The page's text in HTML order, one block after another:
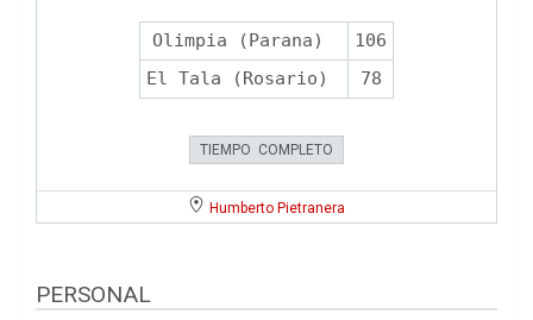
Olimpia (Parana)
106
El Tala (Rosario)
78
TIEMPO COMPLETO
Humberto Pietranera
PERSONAL